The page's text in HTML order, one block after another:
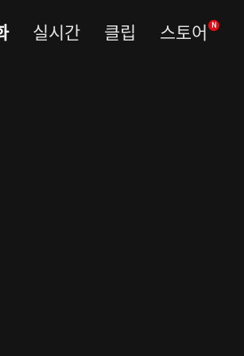
실시간 클립 스토어 N